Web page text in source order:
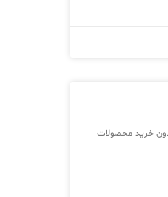
خرید محصولات